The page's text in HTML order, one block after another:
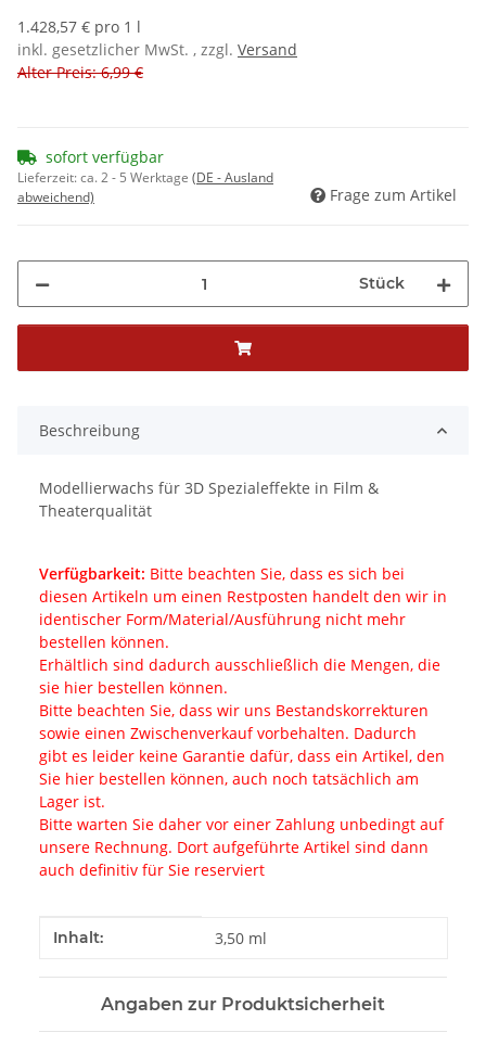
1.428,57 € pro 1 l
inkl. gesetzlicher MwSt. , zzgl. Versand
Alter Preis: 6,99 €
sofort verfügbar
Lieferzeit:ca. 2 - 5 Werktage (DE - Ausland
abweichend)
Frage zum Artikel
Stück
Beschreibung
Modellierwachs für 3D Spezialeffekte in Film &
Theaterqualität
Verfügbarkeit: Bitte beachten Sie, dass es sich bei
diesen Artikeln um einen Restposten handelt den wir in
identischer Form/Material/Ausführung nicht mehr
bestellen können.
Erhältlich sind dadurch ausschließlich die Mengen, die
sie hier bestellen können.
Bitte beachten Sie, dass wir uns Bestandskorrekturen
sowie einen Zwischenverkauf vorbehalten. Dadurch
gibt es leider keine Garantie dafür, dass ein Artikel, den
Sie hier bestellen können, auch noch tatsächlich am
Lager ist.
Bitte warten Sie daher vor einer Zahlung unbedingt auf
unsere Rechnung. Dort aufgeführte Artikel sind dann
auch definitiv für Sie reserviert
Produkteigenschaft
Wert
Inhalt: 3,50 ml
Angaben zur Produktsicherheit